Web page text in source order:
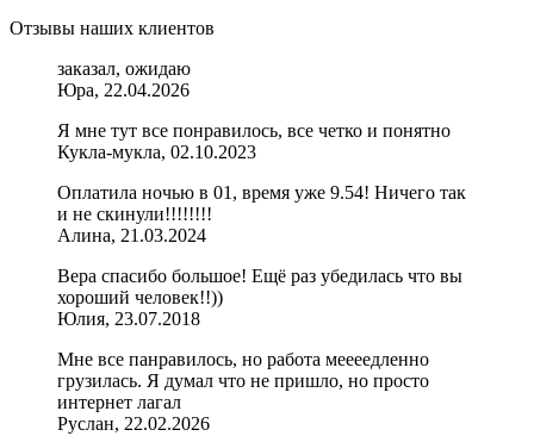
Отзывы наших клиентов
заказал, ожидаю
Юра, 22.04.2026
Я мне тут все понравилось, все четко и понятно
Кукла-мукла, 02.10.2023
Оплатила ночью в 01, время уже 9.54! Ничего так
и не скинули!!!!!!!!
Алина, 21.03.2024
Вера спасибо большое! Ещё раз убедилась что вы
хороший человек!!))
Юлия, 23.07.2018
Мне все панравилось, но работа меееедленно
грузилась. Я думал что не пришло, но просто
интернет лагал
Руслан, 22.02.2026